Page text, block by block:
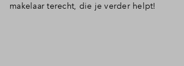
makelaar terecht, die je verder helpt!